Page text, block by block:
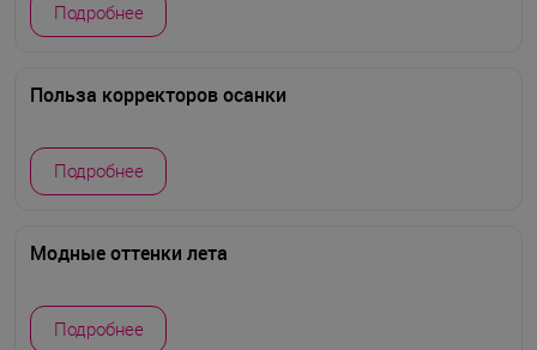
Подробнее
Польза корректоров осанки
Подробнее
Модные оттенки лета
Подробнее